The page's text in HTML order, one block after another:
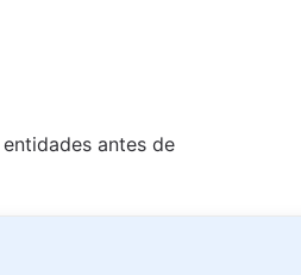
antes de